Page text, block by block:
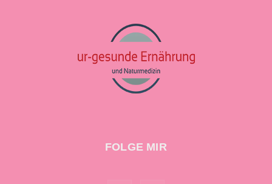
FOLGE MIR